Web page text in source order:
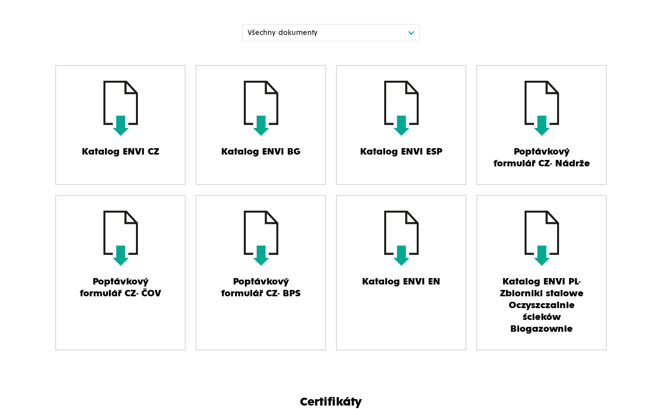
Katalog ENVI CZ Katalog ENVI BG Katalog ENVI ESP
Poptávkový
formulář CZ- Nádrže
Poptávkový
formulář CZ- ČOV
Poptávkový
formulář CZ- BPS
Katalog ENVI EN
Katalog ENVI PL-
Zbiorniki stalowe
Oczyszczalnie
ścieków
Biogazownie
Certifikáty